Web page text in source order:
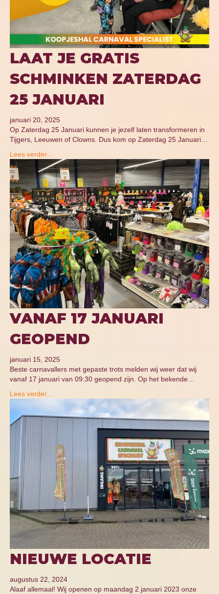
LAAT JE GRATIS
SCHMINKEN ZATERDAG
25 JANUARI
januari 20, 2025
Op Zaterdag 25 Januari kunnen je jezelf laten transformeren in
Tijgers, Leeuwen of Clowns. Dus kom op Zaterdag 25 Januari…
Lees verder...
VANAF 17 JANUARI
GEOPEND
januari 15, 2025
Beste carnavallers met gepaste trots melden wij weer dat wij
vanaf 17 januari van 09:30 geopend zijn. Op het bekende…
Lees verder...
NIEUWE LOCATIE
augustus 22, 2024
Alaaf allemaal! Wij openen op maandag 2 januari 2023 onze